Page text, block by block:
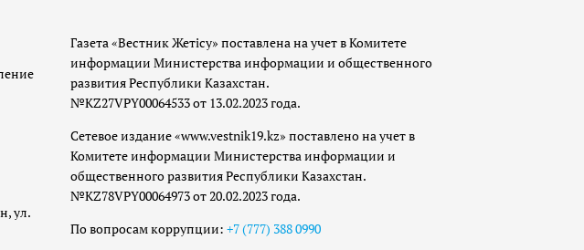
ул.
Газета «Вестник Жетісу» поставлена на учет в Комитете
информации Министерства информации и общественного
развития Республики Казахстан.
№KZ27VPY00064533 от 13.02.2023 года.
Сетевое издание «www.vestnik19.kz» поставлено на учет в
Комитете информации Министерства информации и
общественного развития Республики Казахстан.
№KZ78VPY00064973 от 20.02.2023 года.
По вопросам коррупции: +7 (777) 388 0990